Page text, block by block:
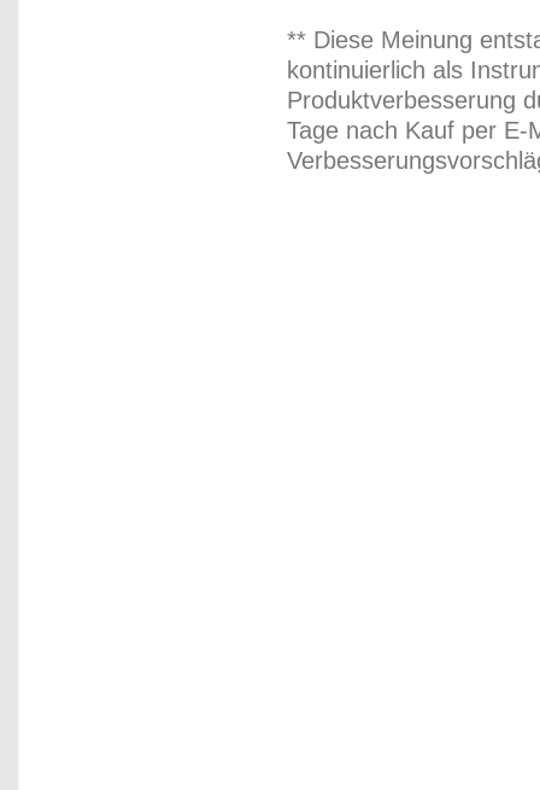
** Diese Meinung
kontinuierlich als
Produktverbesserung
Tage nach Kauf per E-